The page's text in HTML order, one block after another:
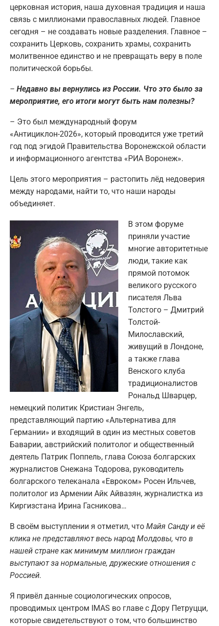
церковная история, наша духовная традиция и наша
связь с миллионами православных людей. Главное
сегодня – не создавать новые разделения. Главное –
сохранить Церковь, сохранить храмы, сохранить
молитвенное единство и не превращать веру в поле
политической борьбы.
– Недавно вы вернулись из России. Что это было за
мероприятие, его итоги могут быть нам полезны?
– Это был международный форум
«Антициклон-2026», который проводится уже третий
год под эгидой Правительства Воронежской области
и информационного агентства «РИА Воронеж».
Цель этого мероприятия – растопить лёд недоверия
между народами, найти то, что наши народы
объединяет.
В этом форуме
приняли участие
многие авторитетные
люди, такие как
прямой потомок
великого русского
писателя Льва
Толстого – Дмитрий
Толстой-
Милославский,
живущий в Лондоне,
а также глава
Венского клуба
традиционалистов
Рональд Шварцер,
немецкий политик Кристиан Энгель,
представляющий партию «Альтернатива для
Германии» и входящий в один из местных советов
Баварии, австрийский политолог и общественный
деятель Патрик Поппель, глава Союза болгарских
журналистов Снежана Тодорова, руководитель
болгарского телеканала «Евроком» Росен Ильчев,
политолог из Армении Айк Айвазян, журналистка из
Киргизстана Ирина Гасникова…
В своём выступлении я отметил, что Майя Санду и её
клика не представляют весь народ Молдовы, что в
нашей стране как минимум миллион граждан
выступают за нормальные, дружеские отношения с
Россией.
Я привёл данные социологических опросов,
проводимых центром IMAS во главе с Дору Петруцци,
которые свидетельствуют о том, что большинство